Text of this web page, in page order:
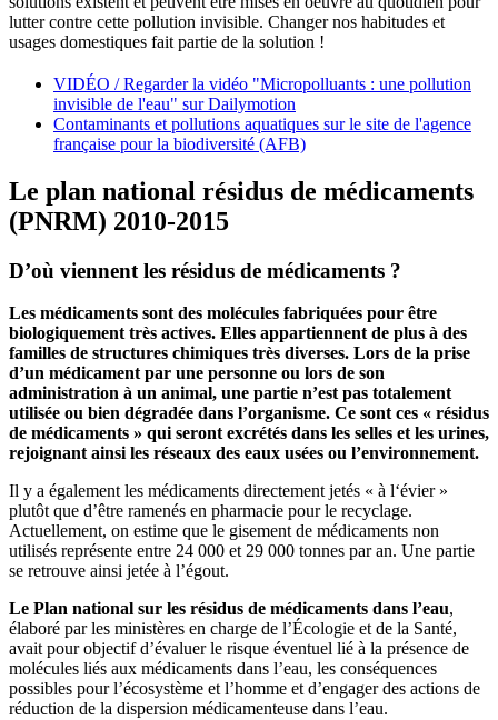
lutter contre cette pollution invisible. Changer nos habitudes et
usages domestiques fait partie de la solution !
VIDÉO / Regarder la vidéo "Micropolluants : une pollution
invisible de l'eau" sur Dailymotion
Contaminants et pollutions aquatiques sur le site de l'agence
française pour la biodiversité (AFB)
Le plan national résidus de médicaments
(PNRM) 2010-2015
D’où viennent les résidus de médicaments ?
Les médicaments sont des molécules fabriquées pour être
biologiquement très actives. Elles appartiennent de plus à des
familles de structures chimiques très diverses. Lors de la prise
d’un médicament par une personne ou lors de son
administration à un animal, une partie n’est pas totalement
utilisée ou bien dégradée dans l’organisme. Ce sont ces « résidus
de médicaments » qui seront excrétés dans les selles et les urines,
rejoignant ainsi les réseaux des eaux usées ou l’environnement.
Il y a également les médicaments directement jetés « à l‘évier »
plutôt que d’être ramenés en pharmacie pour le recyclage.
Actuellement, on estime que le gisement de médicaments non
utilisés représente entre 24 000 et 29 000 tonnes par an. Une partie
se retrouve ainsi jetée à l’égout.
Le Plan national sur les résidus de médicaments dans l’eau,
élaboré par les ministères en charge de l’Écologie et de la Santé,
avait pour objectif d’évaluer le risque éventuel lié à la présence de
molécules liés aux médicaments dans l’eau, les conséquences
possibles pour l’écosystème et l’homme et d’engager des actions de
réduction de la dispersion médicamenteuse dans l’eau.